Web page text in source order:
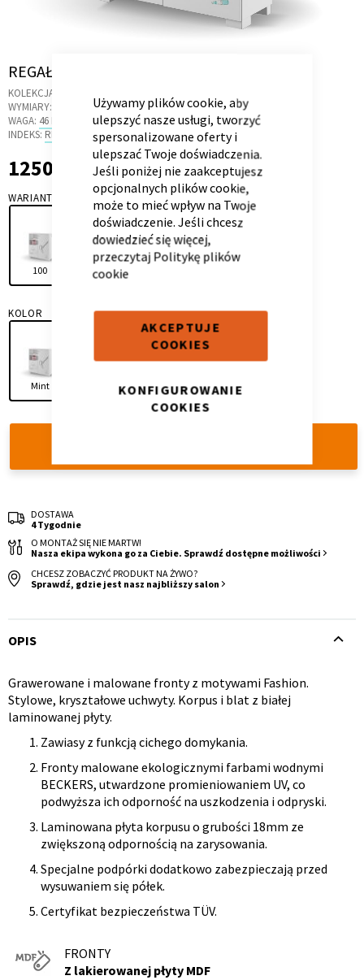
Używamy plików cookie, aby
ulepszyć nasze usługi, tworzyć
spersonalizowane oferty i
ulepszać Twoje doświadczenia.
Jeśli poniżej nie zaakceptujesz
opcjonalnych plików cookie,
może to mieć wpływ na Twoje
doświadczenie. Jeśli chcesz
dowiedzieć się więcej,
przeczytaj Politykę plików
cookie
AKCEPTUJE
COOKIES
KONFIGUROWANIE
COOKIES
Skip
the
beginning
of
images
REGAŁ NISKI 100 FASHION MINT
KOLEKCJA:
WYMIARY:
100 X 37 X 104.4 CM
WAGA: 46 KG
INDEKS: RK.21
1 250,00 zł
1250,00 zł
WARIANT
100 150
KOLOR
Mint
DOSTAWA
4 Tygodnie
O MONTAŻ SIĘ NIE MARTW!
Nasza ekipa wykona go za Ciebie. Sprawdź dostępne możliwości
CHCESZ ZOBACZYĆ PRODUKT NA ŻYWO?
Sprawdź, gdzie jest nasz najbliższy salon
OPIS
Opis
produktu
Grawerowane i malowane fronty z motywami Fashion.
Stylowe, kryształowe uchwyty. Korpus i blat z białej
laminowanej płyty.
Zawiasy z funkcją cichego domykania.
Fronty malowane ekologicznymi farbami wodnymi
BECKERS, utwardzone promieniowaniem UV, co
podwyższa ich odporność na uszkodzenia i odpryski.
Laminowana płyta korpusu o grubości 18mm ze
zwiększoną odpornością na zarysowania.
Specjalne podpórki dodatkowo zabezpieczają przed
wysuwaniem się półek.
Certyfikat bezpieczeństwa TÜV.
FRONTY
Z lakierowanej płyty MDF